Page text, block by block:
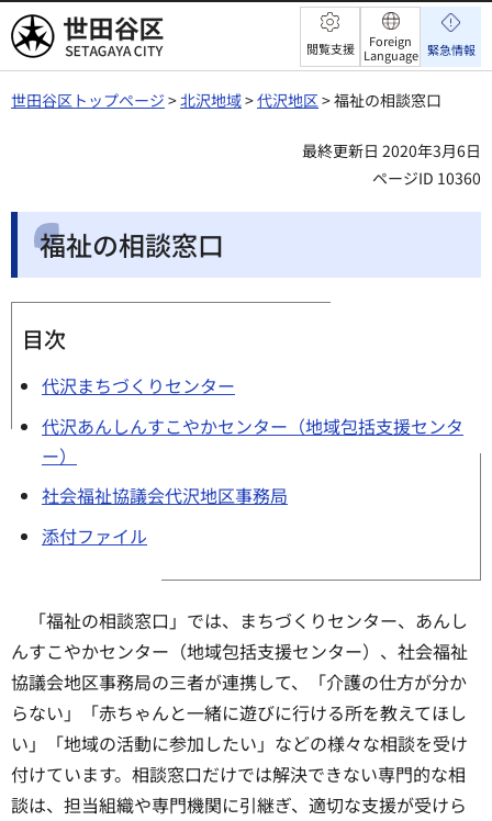
世田谷区 閲覧支援
Foreign
Language 緊急情報
世田谷区トップページ >北沢地域>代沢地区> 福祉の相談窓口
最終更新日 2020年3月6日
ページID 10360
福祉の相談窓口
目次
代沢まちづくりセンター
代沢あんしんすこやかセンター（地域包括支援センタ
ー）
社会福祉協議会代沢地区事務局
添付ファイル
「福祉の相談窓口」では、まちづくりセンター、あんし
んすこやかセンター（地域包括支援センター）、社会福祉
協議会地区事務局の三者が連携して、「介護の仕方が分か
らない」「赤ちゃんと一緒に遊びに行ける所を教えてほし
い」「地域の活動に参加したい」などの様々な相談を受け
付けています。相談窓口だけでは解決できない専門的な相
談は、担当組織や専門機関に引継ぎ、適切な支援が受けら